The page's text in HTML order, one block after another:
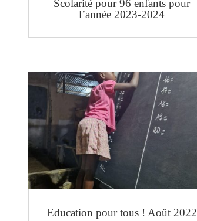
Scolarité pour 96 enfants pour
l’année 2023-2024
Education pour tous ! Août 2022